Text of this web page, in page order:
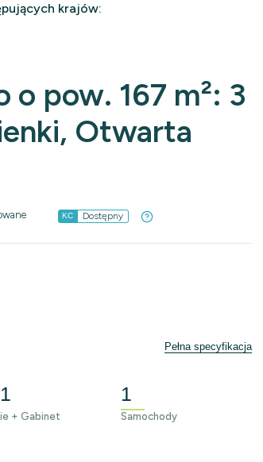
krajów:
pow. 167 m²: 3
Otwarta
KC Dostępny
Pełna specyfikacja
+ Gabinet
1
Samochody